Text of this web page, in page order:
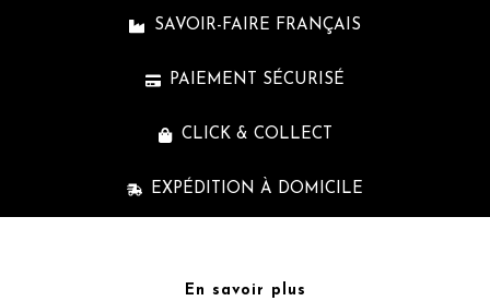
SAVOIR-FAIRE FRANÇAIS
PAIEMENT SÉCURISÉ
CLICK & COLLECT
EXPÉDITION À DOMICILE
En savoir plus